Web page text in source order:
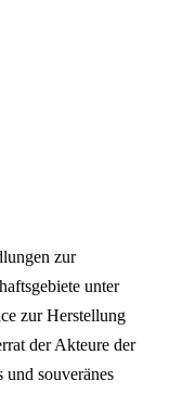
zur
unter
zur Herstellung
der Akteure der
souveränes